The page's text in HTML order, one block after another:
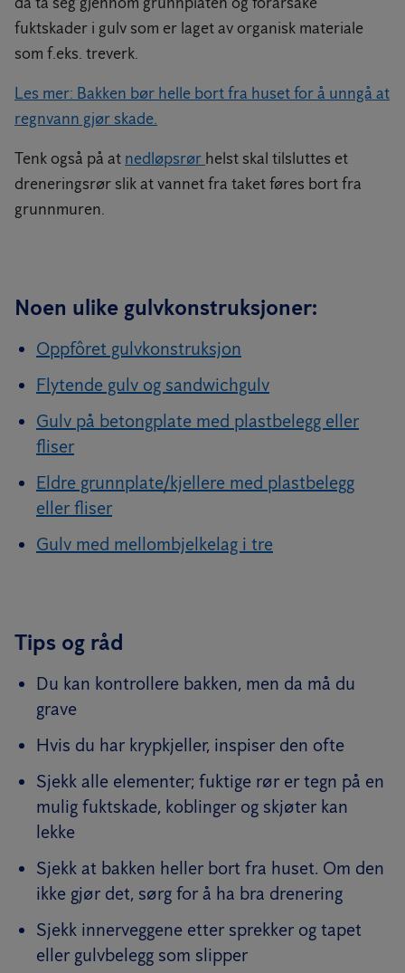
fuktskader i gulv som er laget av organisk materiale
som f.eks. treverk.
Les mer: Bakken bør helle bort fra huset for å unngå at
regnvann gjør skade.
Tenk også på at nedløpsrør helst skal tilsluttes et
dreneringsrør slik at vannet fra taket føres bort fra
grunnmuren.
Noen ulike gulvkonstruksjoner:
Oppfôret gulvkonstruksjon
Flytende gulv og sandwichgulv
Gulv på betongplate med plastbelegg eller
fliser
Eldre grunnplate/kjellere med plastbelegg
eller fliser
Gulv med mellombjelkelag i tre
Tips og råd
Du kan kontrollere bakken, men da må du
grave
Hvis du har krypkjeller, inspiser den ofte
Sjekk alle elementer; fuktige rør er tegn på en
mulig fuktskade, koblinger og skjøter kan
lekke
Sjekk at bakken heller bort fra huset. Om den
ikke gjør det, sørg for å ha bra drenering
Sjekk innerveggene etter sprekker og tapet
eller gulvbelegg som slipper